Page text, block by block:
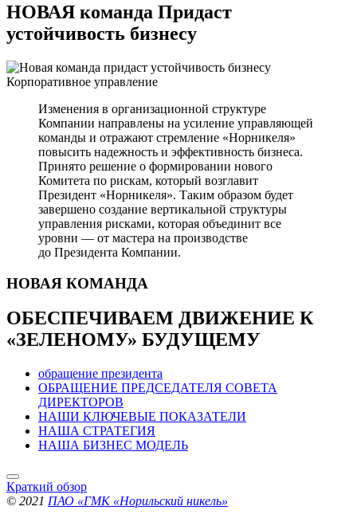
НОВАЯ команда Придаст
устойчивость бизнесу
Корпоративное управление
Изменения в организационной структуре
Компании направлены на усиление управляющей
команды и отражают стремление «Норникеля»
повысить надежность и эффективность бизнеса.
Принято решение о формировании нового
Комитета по рискам, который возглавит
Президент «Норникеля». Таким образом будет
завершено создание вертикальной структуры
управления рисками, которая объединит все
уровни — от мастера на производстве
до Президента Компании.
НОВАЯ КОМАНДА
ОБЕСПЕЧИВАЕМ ДВИЖЕНИЕ К
«ЗЕЛЕНОМУ» БУДУЩЕМУ
обращение президента
ОБРАЩЕНИЕ ПРЕДСЕДАТЕЛЯ СОВЕТА
ДИРЕКТОРОВ
НАШИ КЛЮЧЕВЫЕ ПОКАЗАТЕЛИ
НАША СТРАТЕГИЯ
НАША БИЗНЕС МОДЕЛЬ
Краткий обзор
© 2021 ПАО «ГМК «Норильский никель»